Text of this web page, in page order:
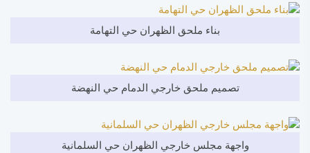
بناء ملحق الظهران حي التهامة
تصميم ملحق خارجي الدمام حي النهضة
واجهة مجلس خارجي الظهران حي السلمانية